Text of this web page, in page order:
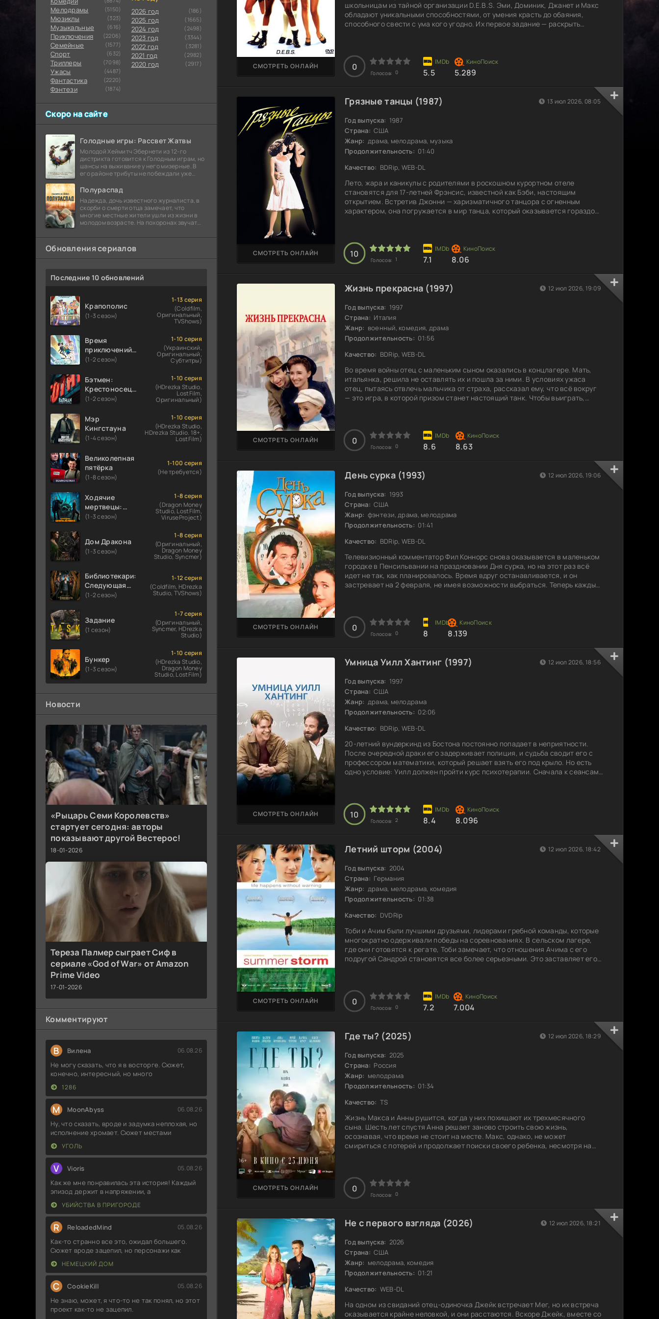
Мелодрамы (5150)
Мюзиклы (323)
Музыкальные (616)
Приключения (2206)
Семейные (1577)
Cпорт (632)
Триллеры (7098)
Ужасы (4487)
Фантастика (2220)
Фэнтези (1874)
2026 год (186)
2025 год (1665)
2024 год (2498)
2023 год (3344)
2022 год (3281)
2021 год (2982)
2020 год (2917)
Скоро на сайте
Голодные игры: Рассвет Жатвы
Молодой Хеймитч Эбернети из 12-го
дистрикта готовится к Голодным играм, но
шансы на выживание у него мизерные. В
его районе трибуты не побеждали уже
безнадежности.
Полураспад
Надежда, дочь известного журналиста, в
скорби о смерти отца замечает, что
многие местные жители ушли из жизни в
молодом возрасте. На похоронах звучат
Обновления сериалов
Последние 10 обновлений
Крапополис
(1-3 сезон)
1-13 серия
(Coldfilm,
Оригинальный,
TVShows)
Время
приключений:
Фионна и Кейк
(1-2 сезон)
1-10 серия
(Украинский,
Оригинальный,
Субтитры)
Бэтмен:
Крестоносец в
плаще
(1-2 сезон)
1-10 серия
(HDrezka Studio,
LostFilm,
Оригинальный)
Мэр
Кингстауна
(1-4 сезон)
1-10 серия
(HDrezka Studio,
HDrezka Studio. 18+,
LostFilm)
Великолепная
пятёрка
(1-8 сезон)
1-100 серия
(Не требуется)
Ходячие
мертвецы:
Мертвый
(1-3 сезон)
1-8 серия
(Dragon Money
Studio, LostFilm,
ViruseProject)
Дом Дракона
(1-3 сезон)
1-8 серия
(Оригинальный,
Dragon Money
Studio, Syncmer)
Библиотекари:
Следующая
глава
(1-2 сезон)
1-12 серия
(Coldfilm, HDrezka
Studio, TVShows)
Задание
(1 сезон)
1-7 серия
(Оригинальный,
Syncmer, HDrezka
Studio)
Бункер
(1-3 сезон)
1-10 серия
(HDrezka Studio,
Dragon Money
Studio, LostFilm)
Новости
«Рыцарь Семи Королевств»
стартует сегодня: авторы
показывают другой Вестерос!
18-01-2026
Тереза Палмер сыграет Сиф в
сериале «God of War» от Amazon
Prime Video
17-01-2026
Комментируют
В Вилена 06.08.26
Не могу сказать, что я в восторге. Сюжет,
конечно, интересный, но много
1286
M MoonAbyss 06.08.26
Ну, что сказать, вроде и задумка неплохая, но
исполнение хромает. Сюжет местами
УГОЛЬ
V Vioris 05.08.26
Как же мне понравилась эта история! Каждый
эпизод держит в напряжении, а
УБИЙСТВА В ПРИГОРОДЕ
R ReloadedMind 05.08.26
Как-то странно все это, ожидал большего.
Сюжет вроде зацепил, но персонажи как
НЕМЕЦКИЙ ДОМ
C CookieKill 05.08.26
Не знаю, может, я что-то не так понял, но этот
проект как-то не зацепил.
школьницам из тайной организации D.E.B.S. Эми, Доминик, Джанет и Макс
обладают уникальными способностями, от умения красть до обаяния,
способного свести с ума кого угодно. Их первое задание — раскрыть
основными
СМОТРЕТЬ ОНЛАЙН 0
Голосов: 0 5.5 5.289
Грязные танцы (1987)
Год выпуска: 1987
Страна: США
Жанр: драма, мелодрама, музыка
Продолжительность: 01:40
Качество: BDRip, WEB-DL
Лето, жара и каникулы с родителями в роскошном курортном отеле
становятся для 17-летней Фрэнсис, известной как Бэби, настоящим
открытием. Встретив Джонни — харизматичного танцора с огненным
характером, она погружается в мир танца, который оказывается гораздо
каждым новым занятием она все больше
СМОТРЕТЬ ОНЛАЙН 10
Голосов: 1 7.1 8.06
13 июл 2026, 08:05
Жизнь прекрасна (1997)
Год выпуска: 1997
Страна: Италия
Жанр: военный, комедия, драма
Продолжительность: 01:56
Качество: BDRip, WEB-DL
Во время войны отец с маленьким сыном оказались в концлагере. Мать,
итальянка, решила не оставлять их и пошла за ними. В условиях ужаса
отец, пытаясь отвлечь мальчика от страха, рассказал ему, что всё вокруг
— это игра, в которой призом станет настоящий танк. Чтобы выиграть,
чтобы защитить своего
СМОТРЕТЬ ОНЛАЙН 0
Голосов: 0 8.6 8.63
12 июл 2026, 19:09
День сурка (1993)
Год выпуска: 1993
Страна: США
Жанр: фэнтези, драма, мелодрама
Продолжительность: 01:41
Качество: BDRip, WEB-DL
Телевизионный комментатор Фил Коннорс снова оказывается в маленьком
городке в Пенсильвании на праздновании Дня сурка, но на этот раз всё
идет не так, как планировалось. Время вдруг останавливается, и он
застревает на 2 февраля, не имея возможности выбраться. Теперь каждый
плохих, ни
СМОТРЕТЬ ОНЛАЙН 0
Голосов: 0 8 8.139
12 июл 2026, 19:06
Умница Уилл Хантинг (1997)
Год выпуска: 1997
Страна: США
Жанр: драма, мелодрама
Продолжительность: 02:06
Качество: BDRip, WEB-DL
20-летний вундеркинд из Бостона постоянно попадает в неприятности.
После очередной драки его задерживает полиция, и судьба сводит его с
профессором математики, который решает взять его под крыло. Но есть
одно условие: Уилл должен пройти курс психотерапии. Сначала к сеансам
справиться с внутренними
СМОТРЕТЬ ОНЛАЙН 10
Голосов: 2 8.4 8.096
12 июл 2026, 18:56
Летний шторм (2004)
Год выпуска: 2004
Страна: Германия
Жанр: драма, мелодрама, комедия
Продолжительность: 01:38
Качество: DVDRip
Тоби и Ачим были лучшими друзьями, лидерами гребной команды, которые
многократно одерживали победы на соревнованиях. В сельском лагере,
где они готовятся к регате, Тоби замечает, что отношения Ачима с его
подругой Сандрой становятся все более серьезными. Это заставляет его
проявлять к
СМОТРЕТЬ ОНЛАЙН 0
Голосов: 0 7.2 7.004
12 июл 2026, 18:42
Где ты? (2025)
Год выпуска: 2025
Страна: Россия
Жанр: мелодрама
Продолжительность: 01:34
Качество: TS
Жизнь Макса и Анны рушится, когда у них похищают их трехмесячного
сына. Шесть лет спустя Анна решает заново строить свою жизнь,
осознавая, что время не стоит на месте. Макс, однако, не может
смириться с потерей и продолжает поиски своего ребенка, несмотря на
прошлое?
СМОТРЕТЬ ОНЛАЙН 0
Голосов: 0
12 июл 2026, 18:29
Не с первого взгляда (2026)
Год выпуска: 2026
Страна: США
Жанр: мелодрама, комедия
Продолжительность: 01:21
Качество: WEB-DL
На одном из свиданий отец-одиночка Джейк встречает Мег, но их встреча
оказывается крайне неловкой, и они расстаются. Вскоре Джейк, вместе со
12 июл 2026, 18:21